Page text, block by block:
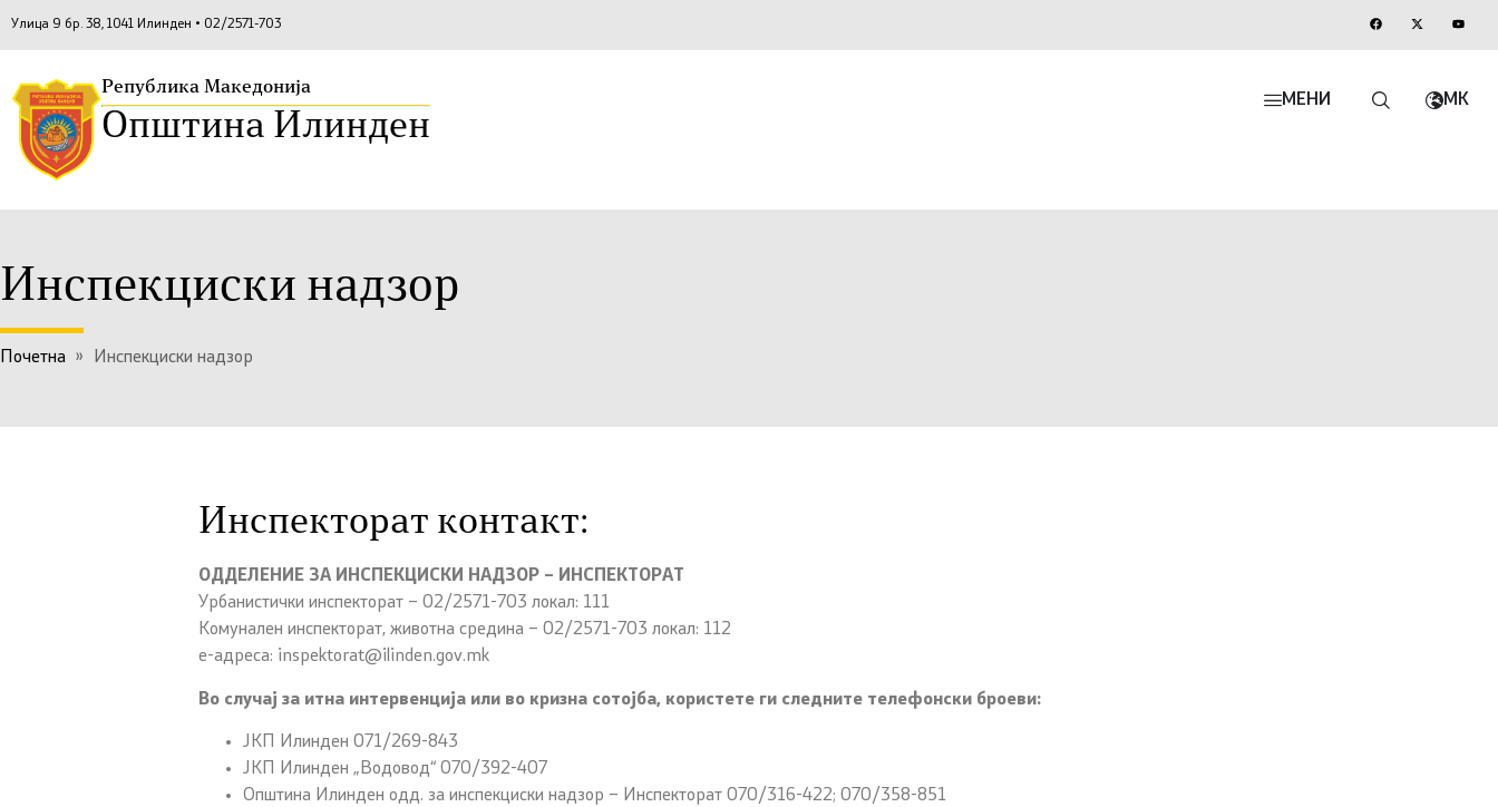
Улица 9 бр. 38, 1041 Илинден • 02/2571-703
Република Македонија
Општина Илинден
МЕНИ MK
Инспекциски надзор
Почетна » Инспекциски надзор
Инспекторат контакт:
ОДДЕЛЕНИE ЗА ИНСПЕКЦИСКИ НАДЗОР – ИНСПЕКТОРАТ
Урбанистички инспекторат – 02/2571-703 локал: 111
Комунален инспекторат, животна средина – 02/2571-703 локал: 112
е-адреса: inspektorat@ilinden.gov.mk
Во случај за итна интервенција или во кризна сотојба, користете ги следните телефонски броеви:
ЈКП Илинден 071/269-843
ЈКП Илинден „Водовод“ 070/392-407
Општина Илинден одд. за инспекциски надзор – Инспекторат 070/316-422; 070/358-851